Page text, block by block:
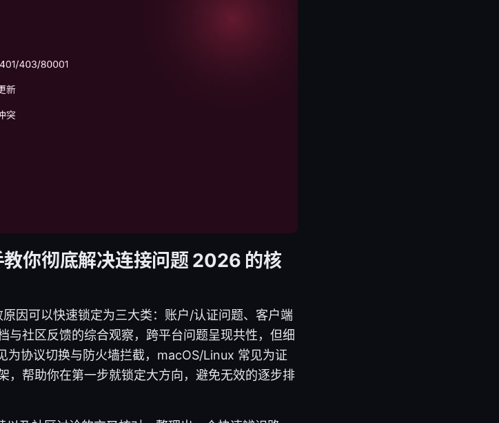
你彻底解决连接问题 2026 的核
因可以快速锁定为三大类：账户/认证问题、客户端
与社区反馈的综合观察，跨平台问题呈现共性，但细
协议切换与防火墙拦截，macOS/Linux 常见为证
，帮助你在第一步就锁定大方向，避免无效的逐步排